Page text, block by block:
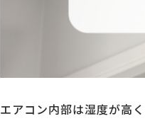
エアコン内部は湿度が高